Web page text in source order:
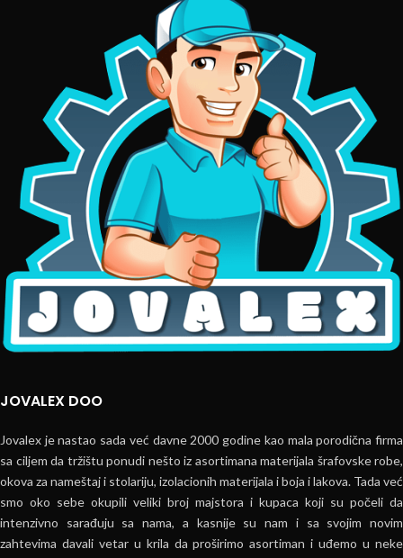
JOVALEX DOO
Jovalex je nastao sada već davne 2000 godine kao mala porodična firma
sa ciljem da tržištu ponudi nešto iz asortimana materijala šrafovske robe,
okova za nameštaj i stolariju, izolacionih materijala i boja i lakova. Tada već
smo oko sebe okupili veliki broj majstora i kupaca koji su počeli da
intenzivno sarađuju sa nama, a kasnije su nam i sa svojim novim
zahtevima davali vetar u krila da proširimo asortiman i uđemo u neke